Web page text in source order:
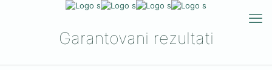
Garantovani rezultati